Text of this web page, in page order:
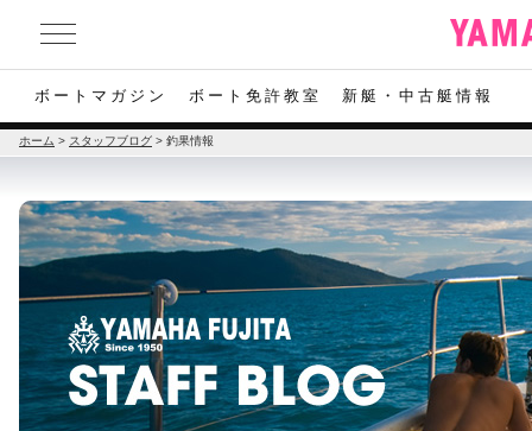
ボートマガジン ボート免許教室 新艇・中古艇情報
ホーム > スタッフブログ > 釣果情報